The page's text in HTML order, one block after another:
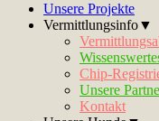
Unsere Projekte
Vermittlungsinfo▼
Chip-
Unsere
Kontakt